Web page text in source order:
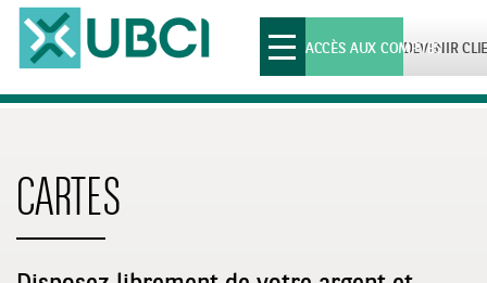
Toggle
navigationDEVENIR
ACCÈS AUX COMPTES
CARTES